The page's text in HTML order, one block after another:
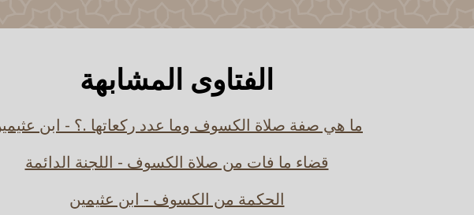
الفتاوى المشابهة
ما هي صفة صلاة الكسوف وما عدد ركعاتها .؟ - ابن
قضاء ما فات من صلاة الكسوف - اللجنة الدائمة
الحكمة من الكسوف - ابن عثيمين